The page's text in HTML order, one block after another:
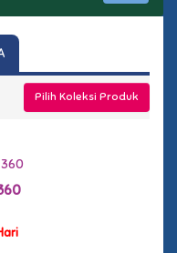
Pilih Koleksi Produk